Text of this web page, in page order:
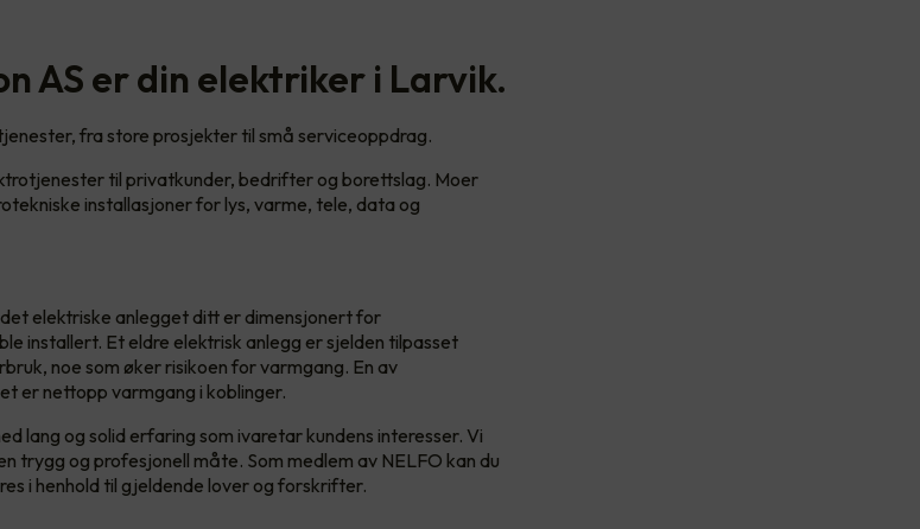
AS er din elektriker i Larvik.
fra store prosjekter til små serviceoppdrag.
til privatkunder, bedrifter og borettslag. Moer
installasjoner for lys, varme, tele, data og
elektriske anlegget ditt er dimensjonert for
installert. Et eldre elektrisk anlegg er sjelden tilpasset
noe som øker risikoen for varmgang. En av
er nettopp varmgang i koblinger.
lang og solid erfaring som ivaretar kundens interesser. Vi
trygg og profesjonell måte. Som medlem av NELFO kan du
i henhold til gjeldende lover og forskrifter.